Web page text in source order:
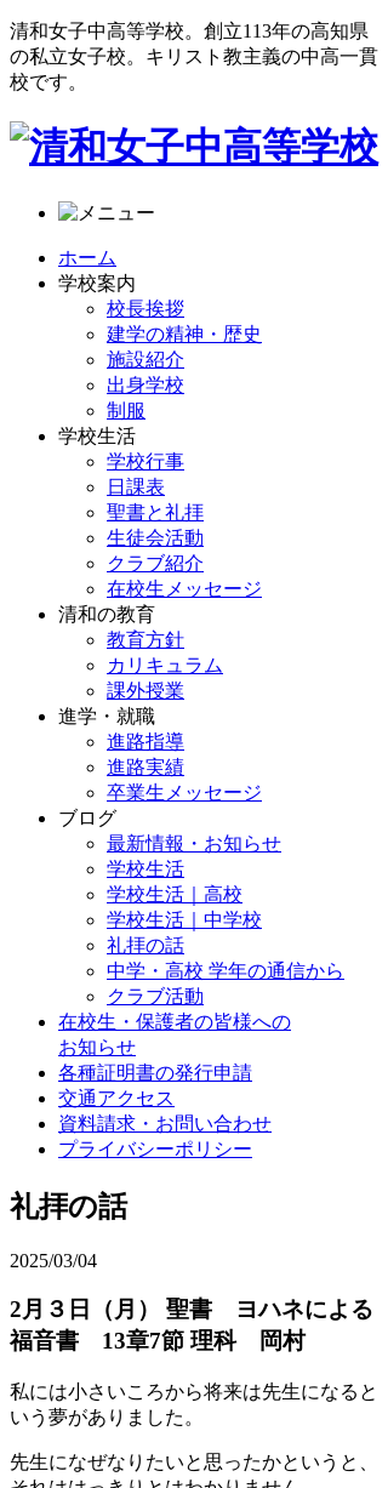
清和女子中高等学校。創立113年の高知県
の私立女子校。キリスト教主義の中高一貫
校です。
ホーム
学校案内
校長挨拶
建学の精神・歴史
施設紹介
出身学校
制服
学校生活
学校行事
日課表
聖書と礼拝
生徒会活動
クラブ紹介
在校生メッセージ
清和の教育
教育方針
カリキュラム
課外授業
進学・就職
進路指導
進路実績
卒業生メッセージ
ブログ
最新情報・お知らせ
学校生活
学校生活｜高校
学校生活｜中学校
礼拝の話
中学・高校 学年の通信から
クラブ活動
在校生・保護者の皆様への
お知らせ
各種証明書の発行申請
交通アクセス
資料請求・お問い合わせ
プライバシーポリシー
礼拝の話
2025/03/04
2月３日（月） 聖書 ヨハネによる
福音書 13章7節 理科 岡村
私には小さいころから将来は先生になると
いう夢がありました。
先生になぜなりたいと思ったかというと、